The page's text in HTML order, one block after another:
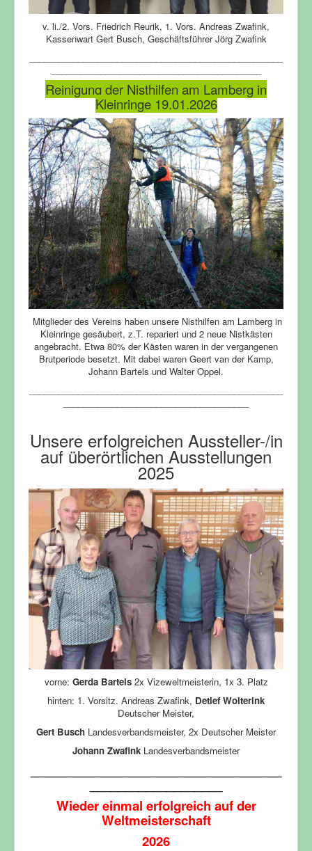
v. li./2. Vors. Friedrich Reurik, 1. Vors. Andreas Zwafink,
Kassenwart Gert Busch, Geschäftsführer Jörg Zwafink
Reinigung der Nisthilfen am Lamberg in
Kleinringe 19.01.2026
Mitglieder des Vereins haben unsere Nisthilfen am Lamberg in
Kleinringe gesäubert, z.T. repariert und 2 neue Nistkästen
angebracht. Etwa 80% der Kästen waren in der vergangenen
Brutperiode besetzt. Mit dabei waren Geert van der Kamp,
Johann Bartels und Walter Oppel.
Unsere erfolgreichen Aussteller-/in
auf überörtlichen Ausstellungen
2025
vorne: Gerda Bartels2x Vizeweltmeisterin, 1x 3. Platz
hinten: 1. Vorsitz. Andreas Zwafink, Detlef Wolterink
Deutscher Meister,
Gert Busch Landesverbandsmeister, 2x Deutscher Meister
Johann Zwafink Landesverbandsmeister
___________________
Wieder einmal erfolgreich auf der
Weltmeisterschaft
2026